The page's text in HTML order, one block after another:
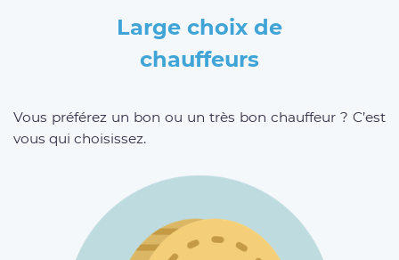
Large choix de
chauffeurs
Vous préférez un bon ou un très bon chauffeur ? C’est
vous qui choisissez.